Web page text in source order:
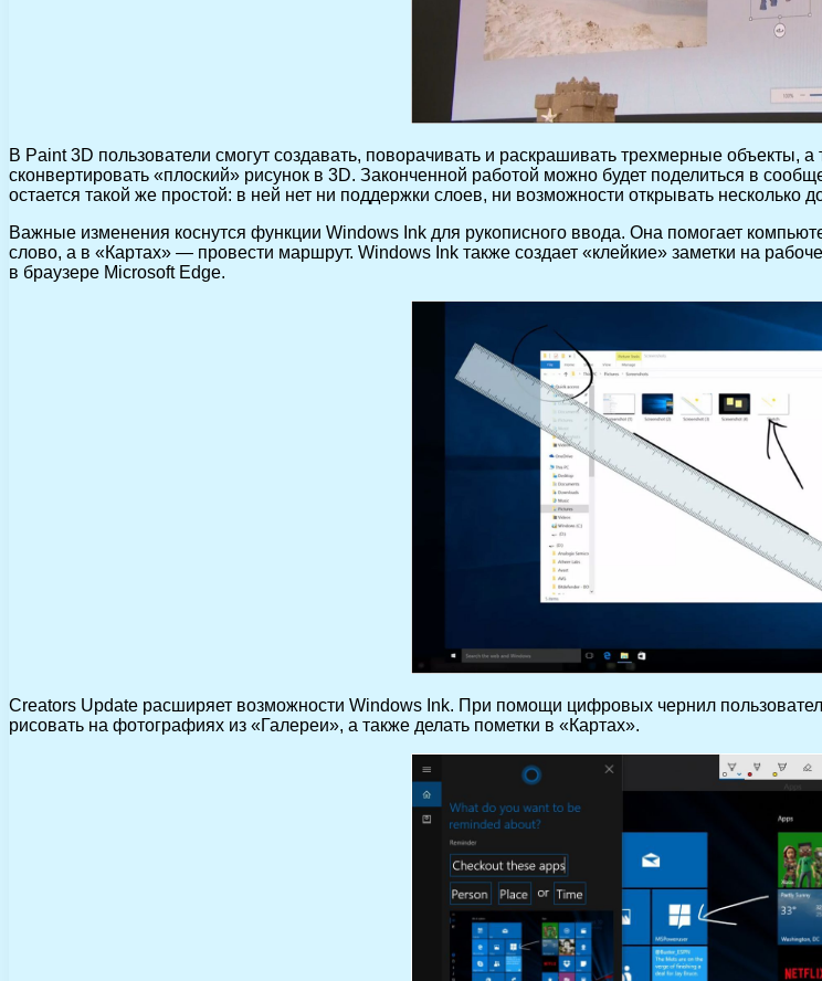
В Paint 3D пользователи смогут создавать, поворачивать и раскрашивать трехмерные
сконвертировать «плоский» рисунок в 3D. Законченной работой можно будет поделиться в
остается такой же простой: в ней нет ни поддержки слоев, ни возможности открывать несколько
Важные изменения коснутся функции Windows Ink для рукописного ввода. Она помогает
слово, а в «Картах» — провести маршрут. Windows Ink также создает «клейкие» заметки на
в браузере Microsoft Edge.
Creators Update расширяет возможности Windows Ink. При помощи цифровых чернил
рисовать на фотографиях из «Галереи», а также делать пометки в «Картах».